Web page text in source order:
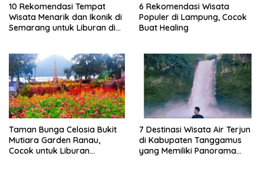
10 Rekomendasi Tempat
Wisata Menarik dan Ikonik di
Semarang untuk Liburan di
6 Rekomendasi Wisata
Populer di Lampung, Cocok
Buat Healing
Taman Bunga Celosia Bukit
Mutiara Garden Ranau,
Cocok untuk Liburan
7 Destinasi Wisata Air Terjun
di Kabupaten Tanggamus
yang Memiliki Panorama